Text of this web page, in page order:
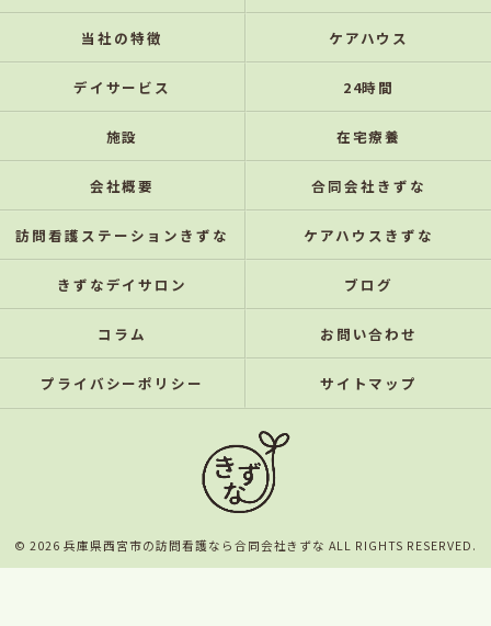
当社の特徴 ケアハウス
デイサービス 24時間
施設 在宅療養
会社概要 合同会社きずな
訪問看護ステーションきずな ケアハウスきずな
きずなデイサロン ブログ
コラム お問い合わせ
プライバシーポリシー サイトマップ
© 2026 兵庫県西宮市の訪問看護なら合同会社きずな ALL RIGHTS RESERVED.